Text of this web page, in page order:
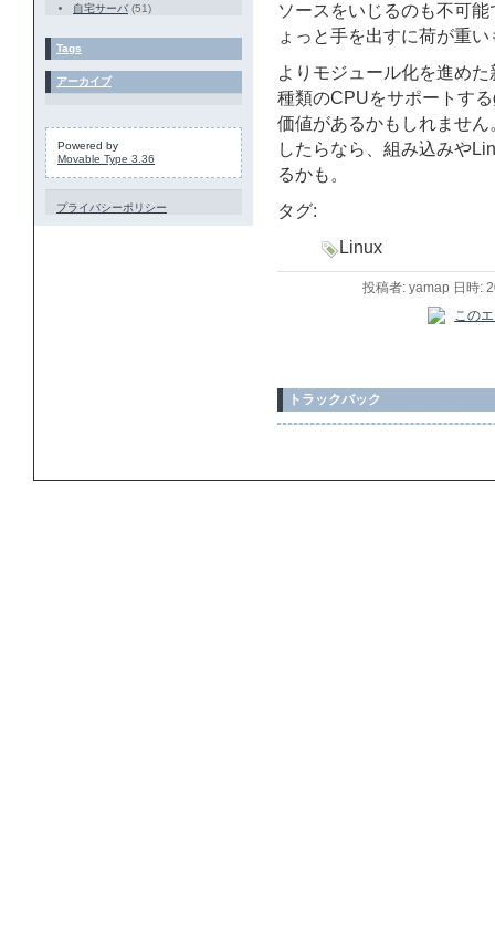
ソースをいじるのも不可
ょっと手を出すに荷が重
よりモジュール化を進め
種類のCPUをサポートす
価値があるかもしれませ
したらなら、組み込みや
るかも。
タグ:
Linux
投稿者: yamap 日時:
トラックバック
自宅サーバ (51)
Tags
アーカイブ
Powered by
Movable Type 3.36
プライバシーポリシー